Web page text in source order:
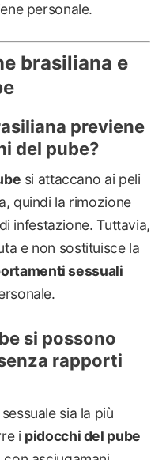
personale.
brasiliana e
previene
del pube?
si attaccano ai peli
quindi la rimozione
infestazione. Tuttavia,
e non sostituisce la
sessuali
si possono
rapporti
sia la più
i pidocchi del pube